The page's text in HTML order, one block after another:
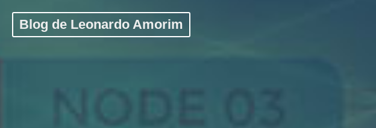
Blog de Leonardo Amorim